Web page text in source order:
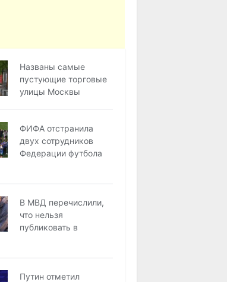
Названы самые
пустующие торговые
улицы Москвы
ФИФА отстранила
двух сотрудников
Федерации футбола
В МВД перечислили,
что нельзя
публиковать в
Путин отметил